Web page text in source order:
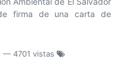
firma de una carta de
— 4701 vistas